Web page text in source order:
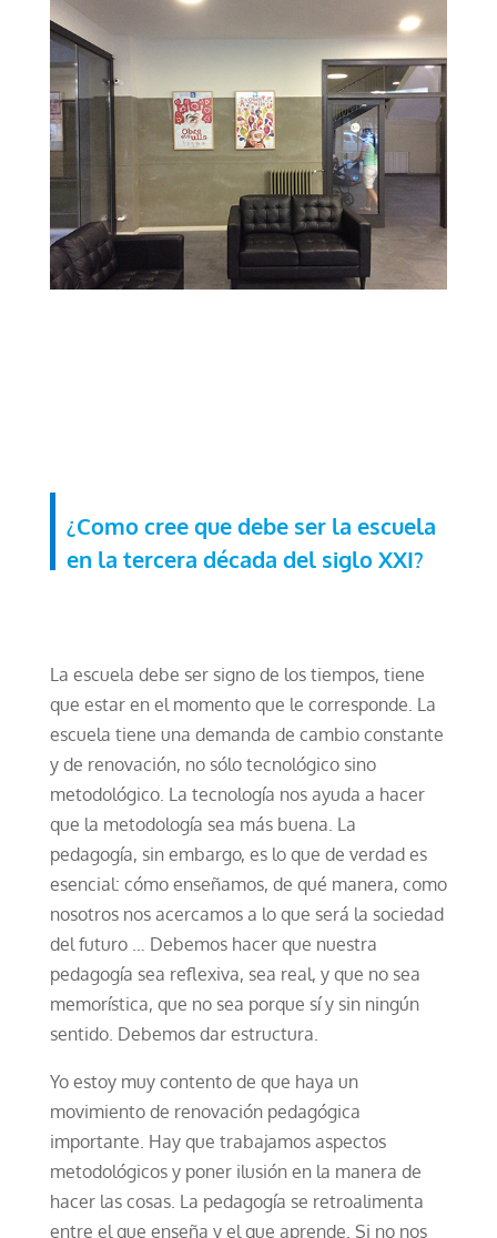
¿Como cree que debe ser la escuela
en la tercera década del siglo XXI?
La escuela debe ser signo de los tiempos, tiene
que estar en el momento que le corresponde. La
escuela tiene una demanda de cambio constante
y de renovación, no sólo tecnológico sino
metodológico. La tecnología nos ayuda a hacer
que la metodología sea más buena. La
pedagogía, sin embargo, es lo que de verdad es
esencial: cómo enseñamos, de qué manera, como
nosotros nos acercamos a lo que será la sociedad
del futuro … Debemos hacer que nuestra
pedagogía sea reflexiva, sea real, y que no sea ​​
memorística, que no sea porque sí y sin ningún
sentido. Debemos dar estructura.
Yo estoy muy contento de que haya un
movimiento de renovación pedagógica
importante. Hay que trabajamos aspectos
metodológicos y poner ilusión en la manera de
hacer las cosas. La pedagogía se retroalimenta
entre el que enseña y el que aprende. Si no nos